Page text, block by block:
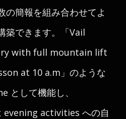
の簡報を組み合わせてよ
築できます。「Vail
with full mountain lift
at 10 a.m」のような
として機能し、
activities への自